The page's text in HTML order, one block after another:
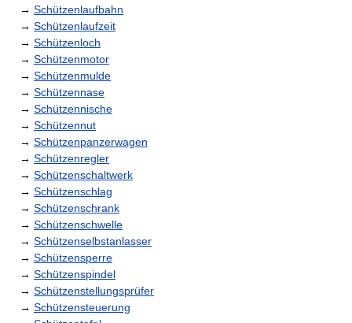
→ Schützenlaufbahn
→ Schützenlaufzeit
→ Schützenloch
→ Schützenmotor
→ Schützenmulde
→ Schützennase
→ Schützennische
→ Schützennut
→ Schützenpanzerwagen
→ Schützenregler
→ Schützenschaltwerk
→ Schützenschlag
→ Schützenschrank
→ Schützenschwelle
→ Schützenselbstanlasser
→ Schützensperre
→ Schützenspindel
→ Schützenstellungsprüfer
→ Schützensteuerung